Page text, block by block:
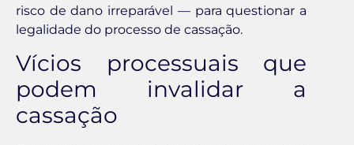
risco de dano irreparável — para questionar a
legalidade do processo de cassação.
Vícios processuais que
podem invalidar a
cassação